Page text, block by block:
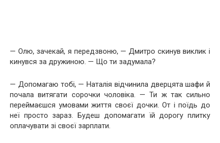
— Олю, зачекай, я передзвоню, — Дмитро скинув виклик і
кинувся за дружиною. — Що ти задумала?
— Допомагаю тобі, — Наталія відчинила дверцята шафи й
почала витягати сорочки чоловіка. — Ти ж так сильно
переймаєшся умовами життя своєї дочки. От і поїдь до
неї просто зараз. Будеш допомагати їй дорогу плитку
оплачувати зі своєї зарплати.